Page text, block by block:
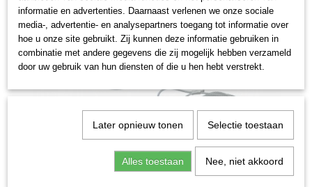
informatie en advertenties. Daarnaast verlenen we onze sociale
media-, advertentie- en analysepartners toegang tot informatie over
hoe u onze site gebruikt. Zij kunnen deze informatie gebruiken in
combinatie met andere gegevens die zij mogelijk hebben verzameld
door uw gebruik van hun diensten of die u hen hebt verstrekt.
Later opnieuw tonen Selectie toestaan
Alles toestaan Nee, niet akkoord